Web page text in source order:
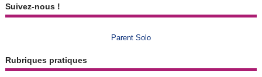
Suivez-nous !
Parent Solo
Rubriques pratiques